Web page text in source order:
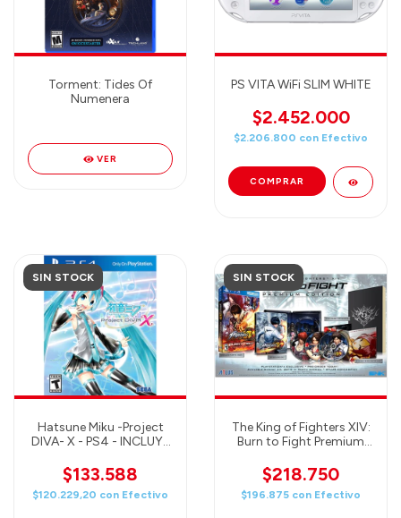
Torment: Tides Of
Numenera
VER
PS VITA WiFi SLIM WHITE
$2.452.000
$2.206.800 con Efectivo
SIN STOCK
Hatsune Miku -Project
DIVA- X - PS4 - INCLUYE
$133.588
$120.229,20 con Efectivo
SIN STOCK
The King of Fighters XIV:
Burn to Fight Premium
$218.750
$196.875 con Efectivo